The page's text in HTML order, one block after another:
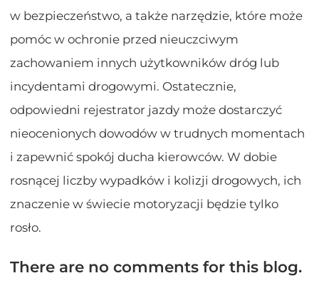
w bezpieczeństwo, a także narzędzie, które może
pomóc w ochronie przed nieuczciwym
zachowaniem innych użytkowników dróg lub
incydentami drogowymi. Ostatecznie,
odpowiedni rejestrator jazdy może dostarczyć
nieocenionych dowodów w trudnych momentach
i zapewnić spokój ducha kierowców. W dobie
rosnącej liczby wypadków i kolizji drogowych, ich
znaczenie w świecie motoryzacji będzie tylko
rosło.
There are no comments for this blog.